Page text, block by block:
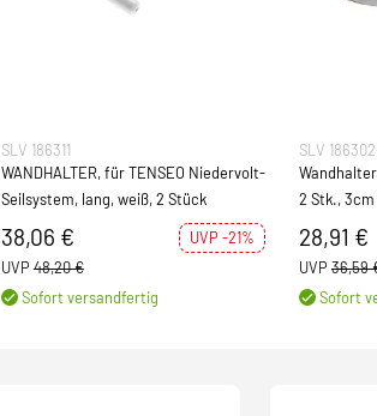
SLV 186311
WANDHALTER, für TENSEO Niedervolt-
Seilsystem, lang, weiß, 2 Stück
38,06 €
UVP -21%
UVP 48,20 €
Sofort versandfertig
SLV 186302
2 Stk., 3cm
28,91 €
UVP 36,59
Sofort